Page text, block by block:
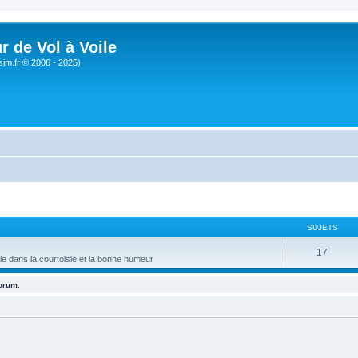
de Vol à Voile
© 2006 - 2025)
SUJETS
dans la courtoisie et la bonne humeur
17